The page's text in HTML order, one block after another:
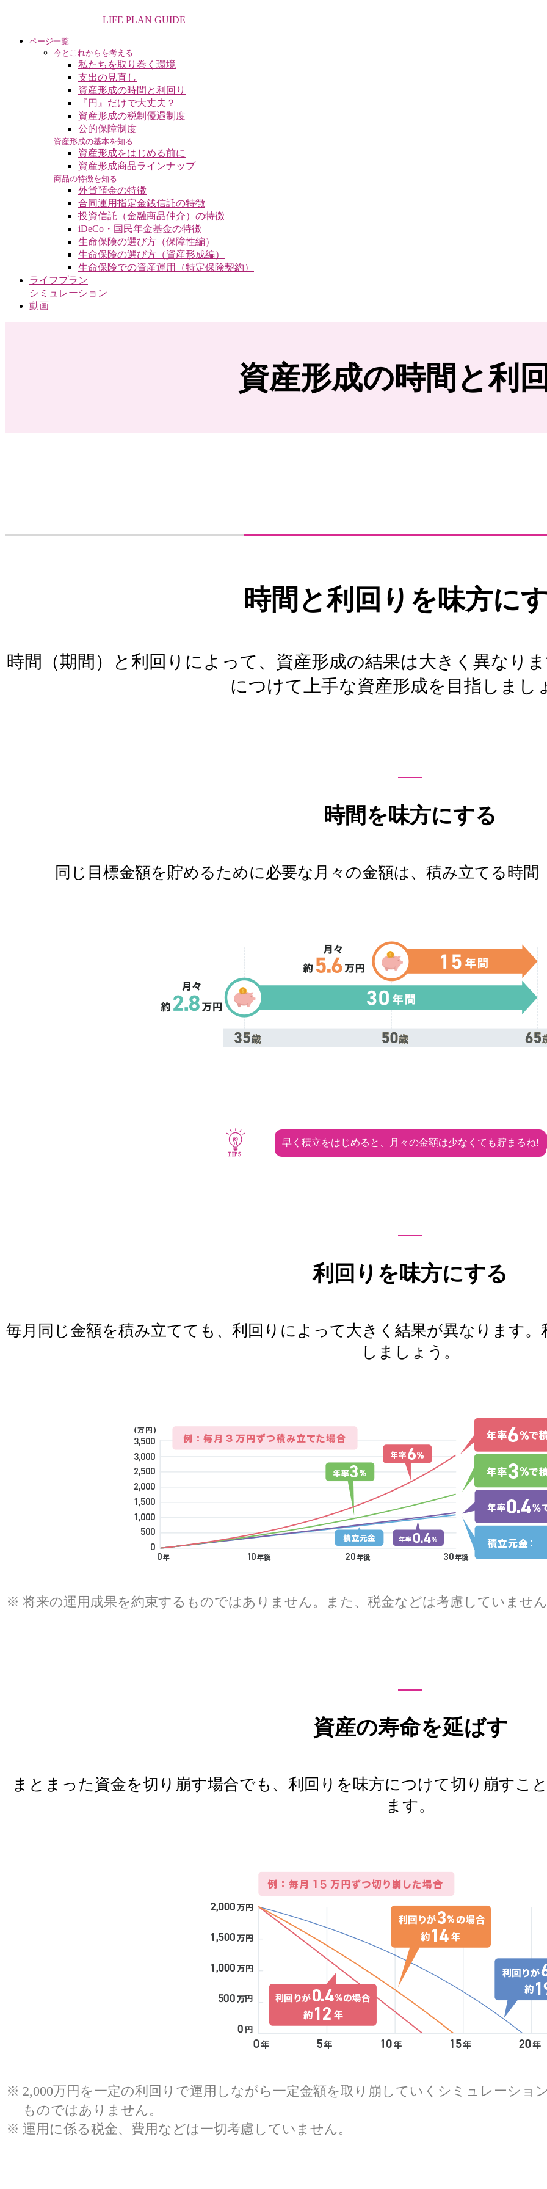
LIFE PLAN GUIDE
ページ一覧
今とこれからを考える
私たちを取り巻く環境
支出の見直し
資産形成の時間と利回り
『円』だけで大丈夫？
資産形成の税制優遇制度
公的保障制度
資産形成の基本を知る
資産形成をはじめる前に
資産形成商品ラインナップ
商品の特徴を知る
外貨預金の特徴
合同運用指定金銭信託の特徴
投資信託（金融商品仲介）の特徴
iDeCo・国民年金基金の特徴
生命保険の選び方（保障性編）
生命保険の選び方（資産形成編）
生命保険での資産運用（特定保険契約）
ライフプラン
シミュレーション
動画
資産形成の時間と利
時間と利回りを味方に
時間（期間）と利回りによって、資産形成の結果は大きく異なり
につけて上手な資産形成を目指しまし
時間を味方にする
同じ目標金額を貯めるために必要な月々の金額は、積み立てる時
早く積立をはじめると、月々の金額は少なくても貯まるね!
利回りを味方にする
毎月同じ金額を積み立てても、利回りによって大きく結果が異なります
しましょう。
※ 将来の運用成果を約束するものではありません。また、税金などは考慮していませ
資産の寿命を延ばす
まとまった資金を切り崩す場合でも、利回りを味方につけて切り崩すこ
ます。
※ 2,000万円を一定の利回りで運用しながら一定金額を取り崩していくシミュレーショ
ものではありません。
※ 運用に係る税金、費用などは一切考慮していません。